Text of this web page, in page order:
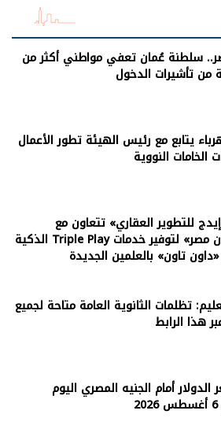
سلطنة عُمان تعفي مواطني أكثر من
يتابع مع رئيس الهيئة تطور الأعمال
الخامات النووية
للتطوير العقاري» تتعاون مع
«ڤودافون مصر» لتوفير خدمات Triple Play الذكية
تاون» بالعلمين الجديدة
تظلمات الثانوية العامة متاحة لجميع
هذا الرابط
أمام الجنيه المصري اليوم